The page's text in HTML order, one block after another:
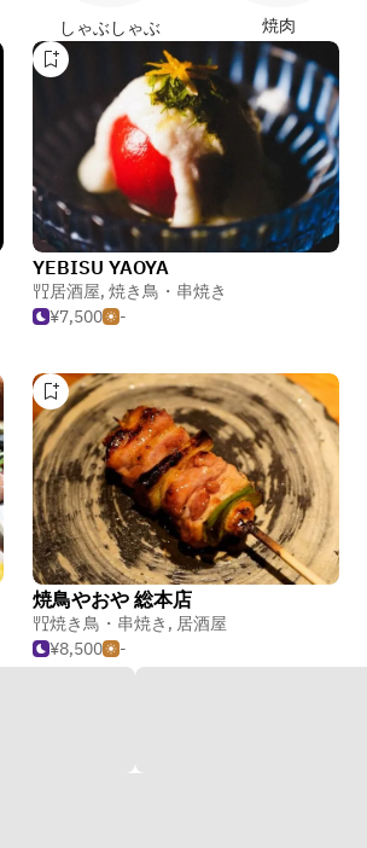
しゃぶしゃぶ 焼肉
YEBISU YAOYA
居酒屋, 焼き鳥・串焼き
¥7,500
-
焼鳥やおや 総本店
焼き鳥・串焼き , 居酒屋
¥8,500
-